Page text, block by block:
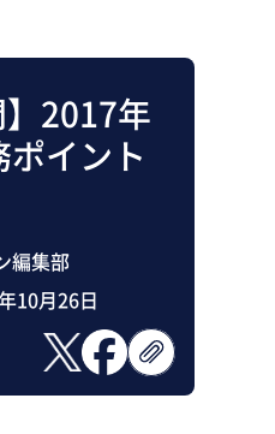
】2017年
イント
編集部
10月26日